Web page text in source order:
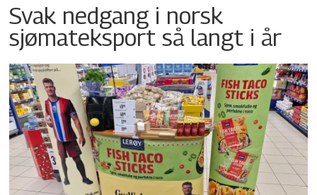
Svak nedgang i norsk
sjømateksport så langt i år